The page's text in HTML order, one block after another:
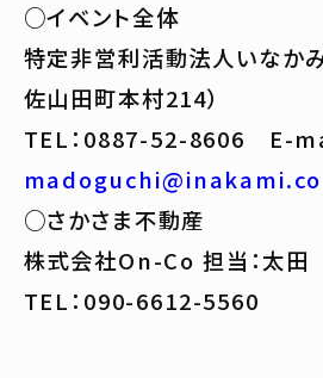
○イベント全体
特定非営利活動法人いなか
佐山田町本村214）
TEL：0887-52-8606 E-
○さかさま不動産
株式会社On-Co 担当：太田
TEL：090-6612-5560